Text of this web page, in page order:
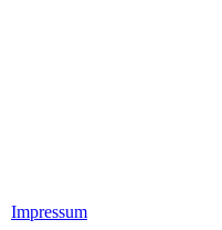
Impressum